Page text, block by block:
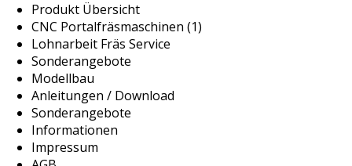
Produkt Übersicht
CNC Portalfräsmaschinen (1)
Lohnarbeit Fräs Service
Sonderangebote
Modellbau
Anleitungen / Download
Sonderangebote
Informationen
Impressum